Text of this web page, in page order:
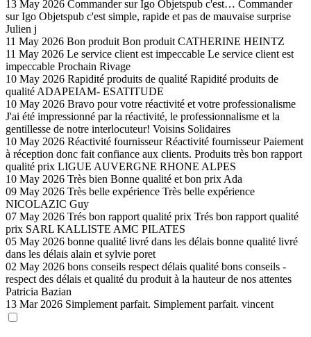
13 May 2026 Commander sur Igo Objetspub c'est… Commander
sur Igo Objetspub c'est simple, rapide et pas de mauvaise surprise
Julien j
11 May 2026 Bon produit Bon produit CATHERINE HEINTZ
11 May 2026 Le service client est impeccable Le service client est
impeccable Prochain Rivage
10 May 2026 Rapidité produits de qualité Rapidité produits de
qualité ADAPEIAM- ESATITUDE
10 May 2026 Bravo pour votre réactivité et votre professionalisme
J'ai été impressionné par la réactivité, le professionnalisme et la
gentillesse de notre interlocuteur! Voisins Solidaires
10 May 2026 Réactivité fournisseurRéactivité fournisseur Paiement
à réception donc fait confiance aux clients. Produits très bon rapport
qualité prix LIGUE AUVERGNE RHONE ALPES
10 May 2026 Très bien Bonne qualité et bon prix Ada
09 May 2026 Très belle expérience Très belle expérience
NICOLAZIC Guy
07 May 2026 Trés bon rapport qualité prix Trés bon rapport qualité
prix SARL KALLISTE AMC PILATES
05 May 2026 bonne qualité livré dans les délais bonne qualité livré
dans les délais alain et sylvie poret
02 May 2026 bons conseils respect délais qualité bons conseils -
respect des délais et qualité du produit à la hauteur de nos attentes
Patricia Bazian
13 Mar 2026 Simplement parfait. Simplement parfait. vincent